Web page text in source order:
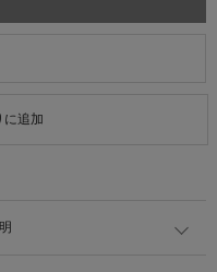
に追加